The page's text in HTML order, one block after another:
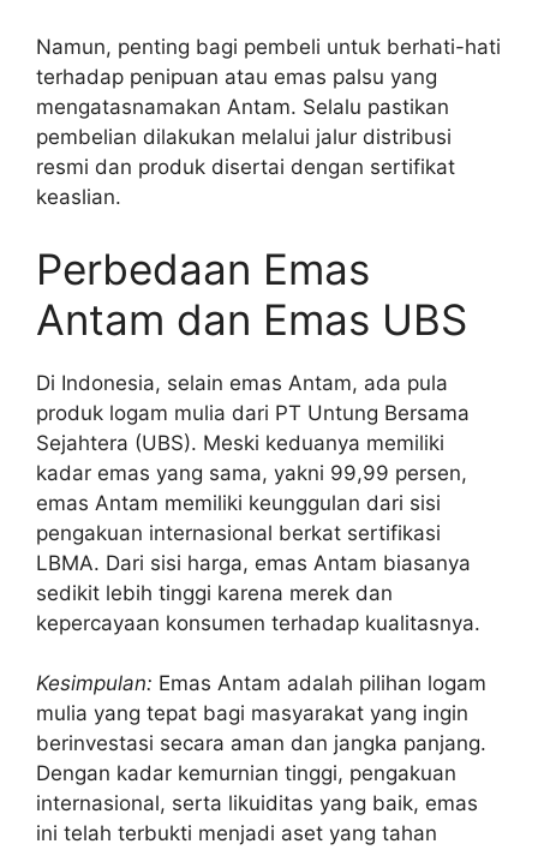
Namun, penting bagi pembeli untuk berhati-hati
terhadap penipuan atau emas palsu yang
mengatasnamakan Antam. Selalu pastikan
pembelian dilakukan melalui jalur distribusi
resmi dan produk disertai dengan sertifikat
keaslian.
Perbedaan Emas
Antam dan Emas UBS
Di Indonesia, selain emas Antam, ada pula
produk logam mulia dari PT Untung Bersama
Sejahtera (UBS). Meski keduanya memiliki
kadar emas yang sama, yakni 99,99 persen,
emas Antam memiliki keunggulan dari sisi
pengakuan internasional berkat sertifikasi
LBMA. Dari sisi harga, emas Antam biasanya
sedikit lebih tinggi karena merek dan
kepercayaan konsumen terhadap kualitasnya.
Kesimpulan: Emas Antam adalah pilihan logam
mulia yang tepat bagi masyarakat yang ingin
berinvestasi secara aman dan jangka panjang.
Dengan kadar kemurnian tinggi, pengakuan
internasional, serta likuiditas yang baik, emas
ini telah terbukti menjadi aset yang tahan